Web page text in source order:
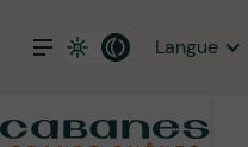
Langue